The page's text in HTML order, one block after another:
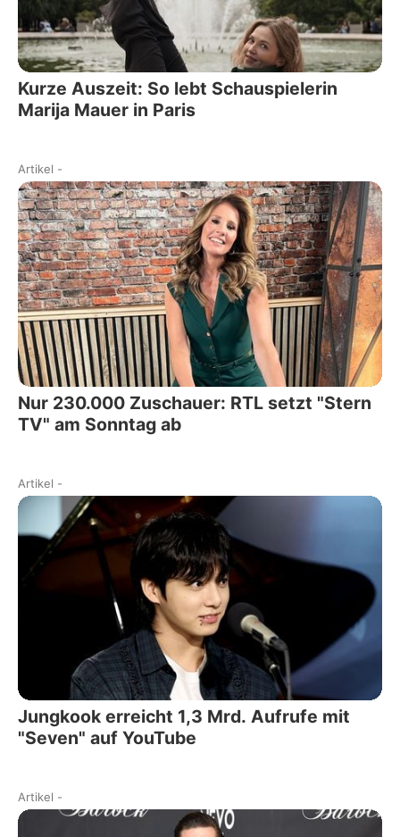
Kurze Auszeit: So lebt Schauspielerin
Marija Mauer in Paris
Artikel -
Nur 230.000 Zuschauer: RTL setzt "Stern
TV" am Sonntag ab
Artikel -
Jungkook erreicht 1,3 Mrd. Aufrufe mit
"Seven" auf YouTube
Artikel -